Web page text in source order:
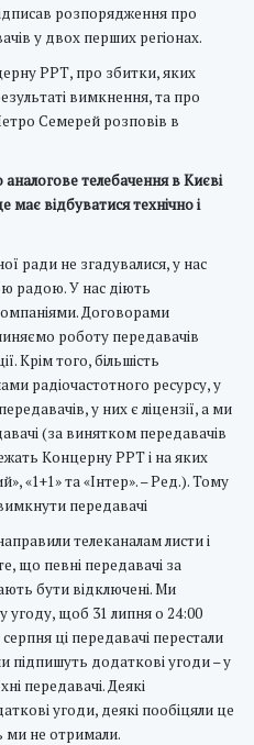
розпорядження про
у двох перших регіонах.
РРТ, про збитки, яких
вимкнення, та про
Семерей розповів в
телебачення в Києві
має відбуватися технічно і
ради не згадувалися, у нас
радою. У нас діють
Договорами
роботу передавачів
Крім того, більшість
радіочастотного ресурсу, у
у них є ліцензії, а ми
(за винятком передавачів
Концерну РРТ і на яких
«1+1» та «Інтер». – Ред.). Тому
передавачі
телеканалам листи і
що певні передавачі за
бути відключені. Ми
угоду, щоб 31 липня о 24:00
ці передавачі перестали
підпишуть додаткові угоди – у
передавачі. Деякі
угоди, деякі пообіцяли це
ми не отримали.